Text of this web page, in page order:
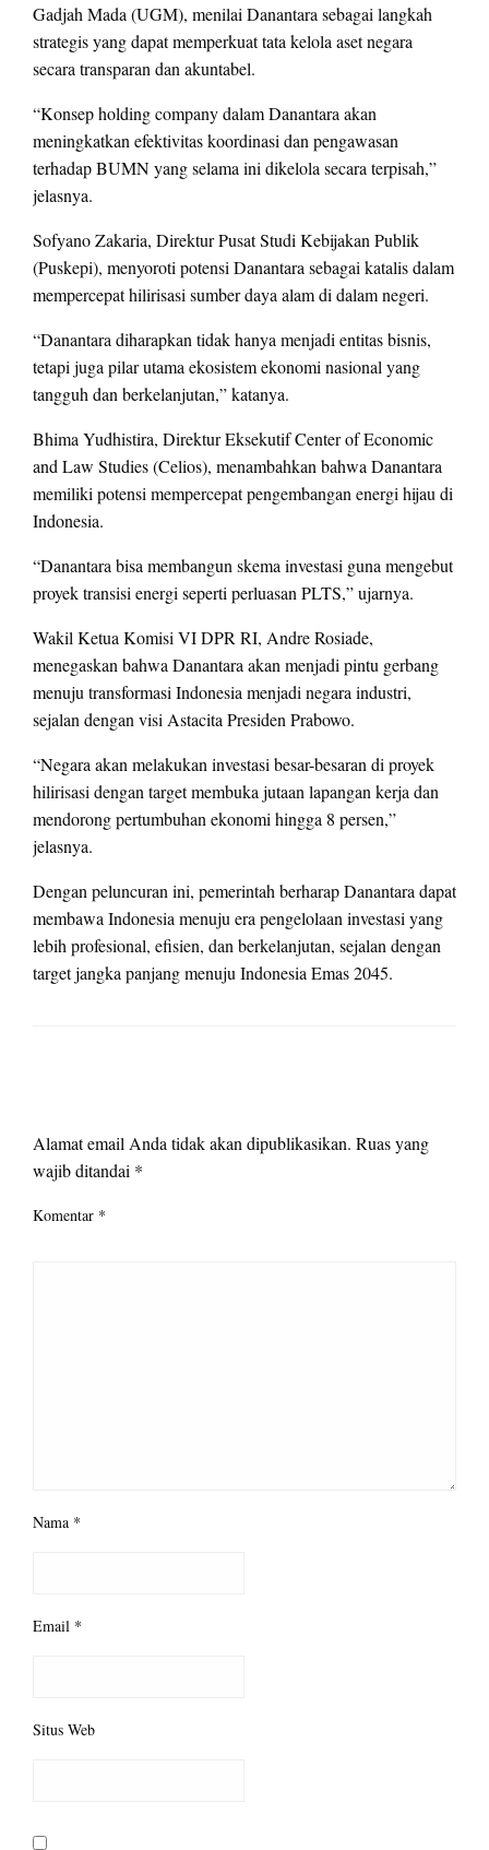
Gadjah Mada (UGM), menilai Danantara sebagai langkah
strategis yang dapat memperkuat tata kelola aset negara
secara transparan dan akuntabel.
“Konsep holding company dalam Danantara akan
meningkatkan efektivitas koordinasi dan pengawasan
terhadap BUMN yang selama ini dikelola secara terpisah,”
jelasnya.
Sofyano Zakaria, Direktur Pusat Studi Kebijakan Publik
(Puskepi), menyoroti potensi Danantara sebagai katalis dalam
mempercepat hilirisasi sumber daya alam di dalam negeri.
“Danantara diharapkan tidak hanya menjadi entitas bisnis,
tetapi juga pilar utama ekosistem ekonomi nasional yang
tangguh dan berkelanjutan,” katanya.
Bhima Yudhistira, Direktur Eksekutif Center of Economic
and Law Studies (Celios), menambahkan bahwa Danantara
memiliki potensi mempercepat pengembangan energi hijau di
Indonesia.
“Danantara bisa membangun skema investasi guna mengebut
proyek transisi energi seperti perluasan PLTS,” ujarnya.
Wakil Ketua Komisi VI DPR RI, Andre Rosiade,
menegaskan bahwa Danantara akan menjadi pintu gerbang
menuju transformasi Indonesia menjadi negara industri,
sejalan dengan visi Astacita Presiden Prabowo.
“Negara akan melakukan investasi besar-besaran di proyek
hilirisasi dengan target membuka jutaan lapangan kerja dan
mendorong pertumbuhan ekonomi hingga 8 persen,”
jelasnya.
Dengan peluncuran ini, pemerintah berharap Danantara dapat
membawa Indonesia menuju era pengelolaan investasi yang
lebih profesional, efisien, dan berkelanjutan, sejalan dengan
target jangka panjang menuju Indonesia Emas 2045.
Alamat email Anda tidak akan dipublikasikan. Ruas yang
wajib ditandai *
Komentar *
Nama *
Email *
Situs Web